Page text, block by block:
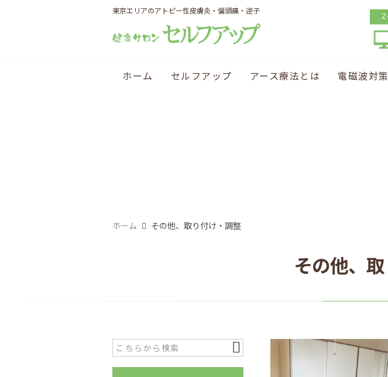
東京エリアのアトピー性皮膚炎・偏頭痛・逆子
ホーム セルフアップ アース療法とは 電磁波対策
ホーム その他、取り付け・調整
その他、